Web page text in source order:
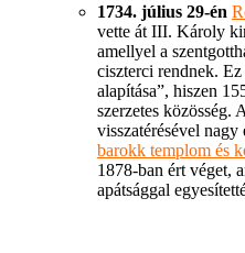
1734. július 29-én
vette át III. Károly
amellyel a
ciszterci rendnek.
alapítása”, hiszen
szerzetes közösség.
visszatérésével
barokk templom és
1878-ban ért véget,
apátsággal